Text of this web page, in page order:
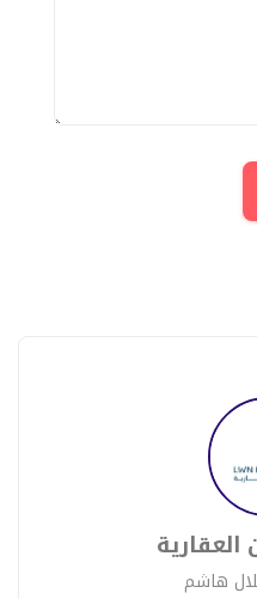
هاشم